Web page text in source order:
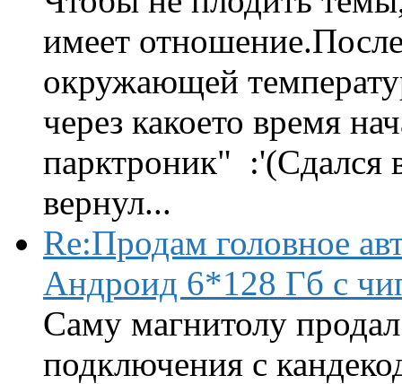
имеет
окружающей
через какоето время
парктроник" :'(Сдался
вернул...
Re:Продам головное
Андроид 6*128 Гб с
Саму магнитолу
подключения с